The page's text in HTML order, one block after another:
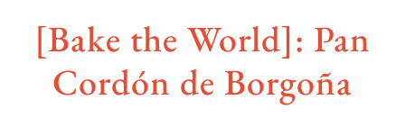
[Bake the World]: Pan
Cordón de Borgoña